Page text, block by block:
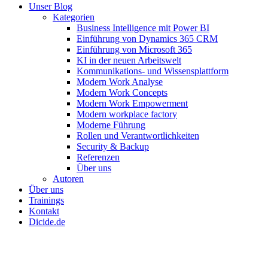
Close
Unser Blog
Kategorien
Business Intelligence mit Power BI
Einführung von Dynamics 365 CRM
Einführung von Microsoft 365
KI in der neuen Arbeitswelt
Kommunikations- und Wissensplattform
Modern Work Analyse
Modern Work Concepts
Modern Work Empowerment
Modern workplace factory
Moderne Führung
Rollen und Verantwortlichkeiten
Security & Backup
Referenzen
Über uns
Autoren
Über uns
Trainings
Kontakt
Dicide.de